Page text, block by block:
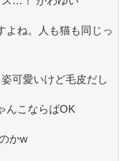
よね。人も猫も同じっ
可愛いけど毛皮だし
んこならばOK
かw